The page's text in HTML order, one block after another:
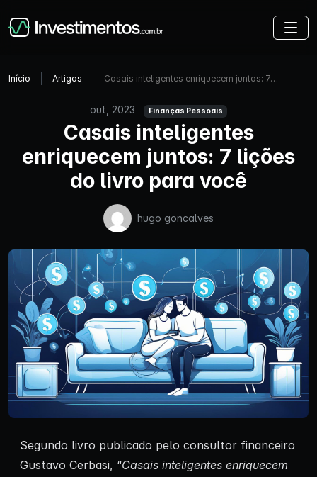
Início Artigos Casais inteligentes enriquecem juntos: 7…
out, 2023 Finanças Pessoais
Casais inteligentes
enriquecem juntos: 7 lições
do livro para você
hugo goncalves
Segundo livro publicado pelo consultor financeiro
Gustavo Cerbasi, “Casais inteligentes enriquecem